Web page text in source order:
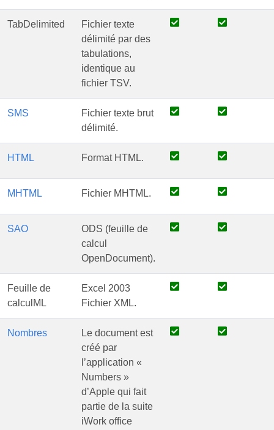
TabDelimited
Fichier texte
délimité par des
tabulations,
identique au
fichier TSV.
SMS
Fichier texte brut
délimité.
HTML Format HTML.
MHTML Fichier MHTML.
SAO
ODS (feuille de
calcul
OpenDocument).
Feuille de
calculML
Excel 2003
Fichier XML.
Nombres
Le document est
créé par
l’application «
Numbers »
d’Apple qui fait
partie de la suite
iWork office